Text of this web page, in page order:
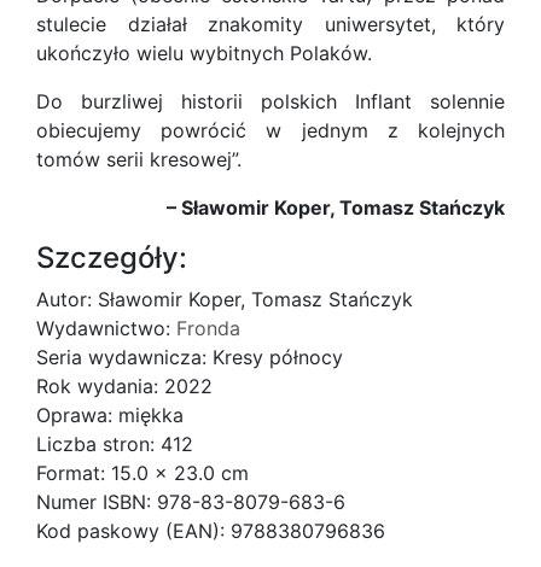
stulecie działał znakomity uniwersytet, który
ukończyło wielu wybitnych Polaków.
Do burzliwej historii polskich Inflant solennie
obiecujemy powrócić w jednym z kolejnych
tomów serii kresowej”.
– Sławomir Koper, Tomasz Stańczyk
Szczegóły:
Autor: Sławomir Koper, Tomasz Stańczyk
Wydawnictwo: Fronda
Seria wydawnicza: Kresy północy
Rok wydania: 2022
Oprawa: miękka
Liczba stron: 412
Format: 15.0 x 23.0 cm
Numer ISBN: 978-83-8079-683-6
Kod paskowy (EAN): 9788380796836